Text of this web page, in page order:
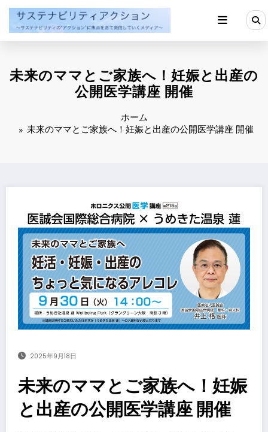
ン
未来のママとご家族へ！妊娠と出産の
公開医学講座 開催
ホーム
未来のママとご家族へ！妊娠と出産の公開医学講座 開催
2025年9月18日
未来のママとご家族へ！妊娠
と出産の公開医学講座 開催